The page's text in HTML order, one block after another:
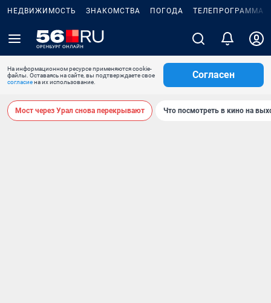
НЕДВИЖИМОСТЬ ЗНАКОМСТВА ПОГОДА ТЕЛЕПРОГРАММА
На информационном ресурсе применяются cookie-
файлы. Оставаясь на сайте, вы подтверждаете свое
согласиена их использование.
Согласен
Мост через Урал снова перекрывают Что посмотреть в кино на